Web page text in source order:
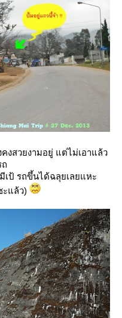
งสวยงามอยู่ แต่ไม่เอาแล้ว
เป้ รถขึ้นได้ฉลุยเลยแหะ
ะแล้ว)